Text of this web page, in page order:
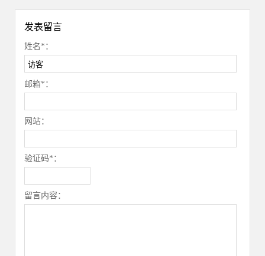
发表留言
姓名*：
邮箱*：
网站：
验证码*：
留言内容：